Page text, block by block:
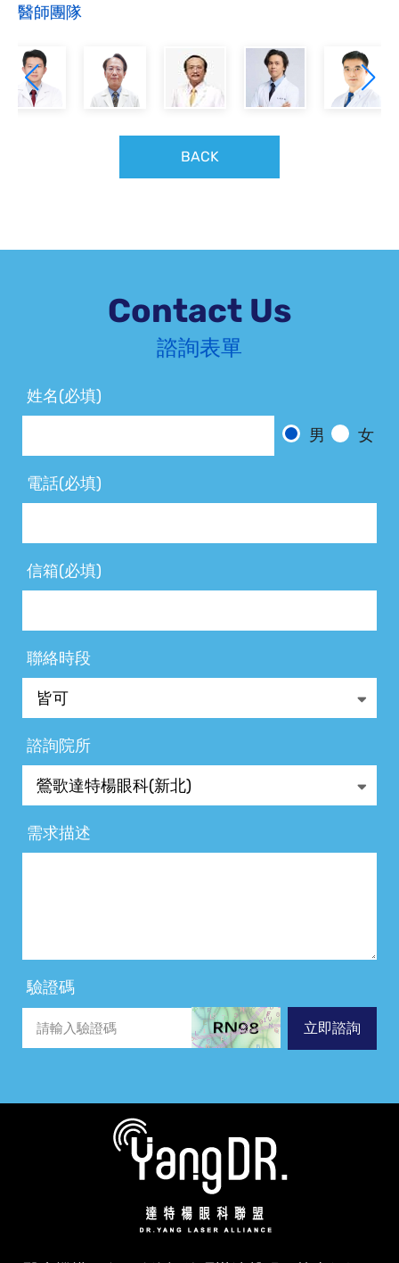
醫師團隊
BACK
Contact Us
諮詢表單
姓名(必填)
男
女
電話(必填)
信箱(必填)
聯絡時段
諮詢院所
需求描述
驗證碼
立即諮詢